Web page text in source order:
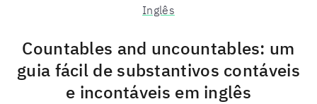
Inglês
Countables and uncountables: um
guia fácil de substantivos contáveis
e incontáveis em inglês